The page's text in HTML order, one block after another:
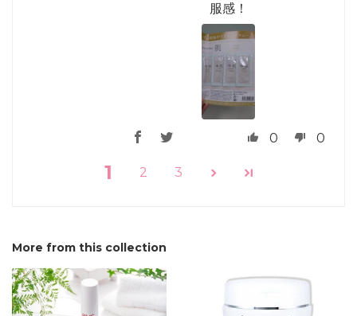
服感！
0 0
1 2 3
More from this collection